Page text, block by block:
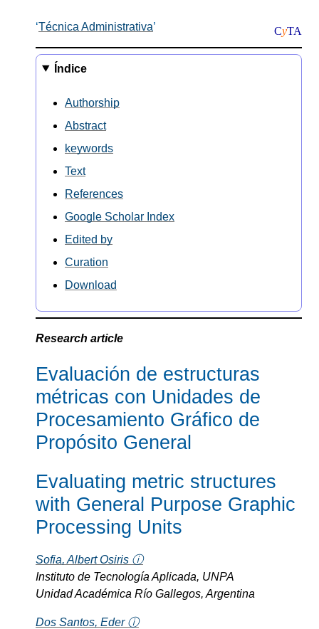
CyTA
Técnica Administrativa
Índice
Authorship
Abstract
keywords
Text
References
Google Scholar Index
Edited by
Curation
Download
Research article
Evaluación de estructuras
métricas con Unidades de
Procesamiento Gráfico de
Propósito General
Evaluating metric structures
with General Purpose Graphic
Processing Units
Sofia, Albert Osiris ⓘ
Instituto de Tecnología Aplicada, UNPA
Unidad Académica Río Gallegos, Argentina
Dos Santos, Eder ⓘ